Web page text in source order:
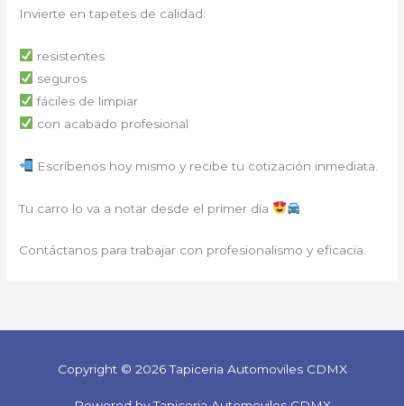
Invierte en tapetes de calidad:
resistentes
seguros
fáciles de limpiar
con acabado profesional
Escríbenos hoy mismo y recibe tu cotización inmediata.
Tu carro lo va a notar desde el primer día
Contáctanos para trabajar con profesionalismo y eficacia.
Copyright © 2026 Tapiceria Automoviles CDMX